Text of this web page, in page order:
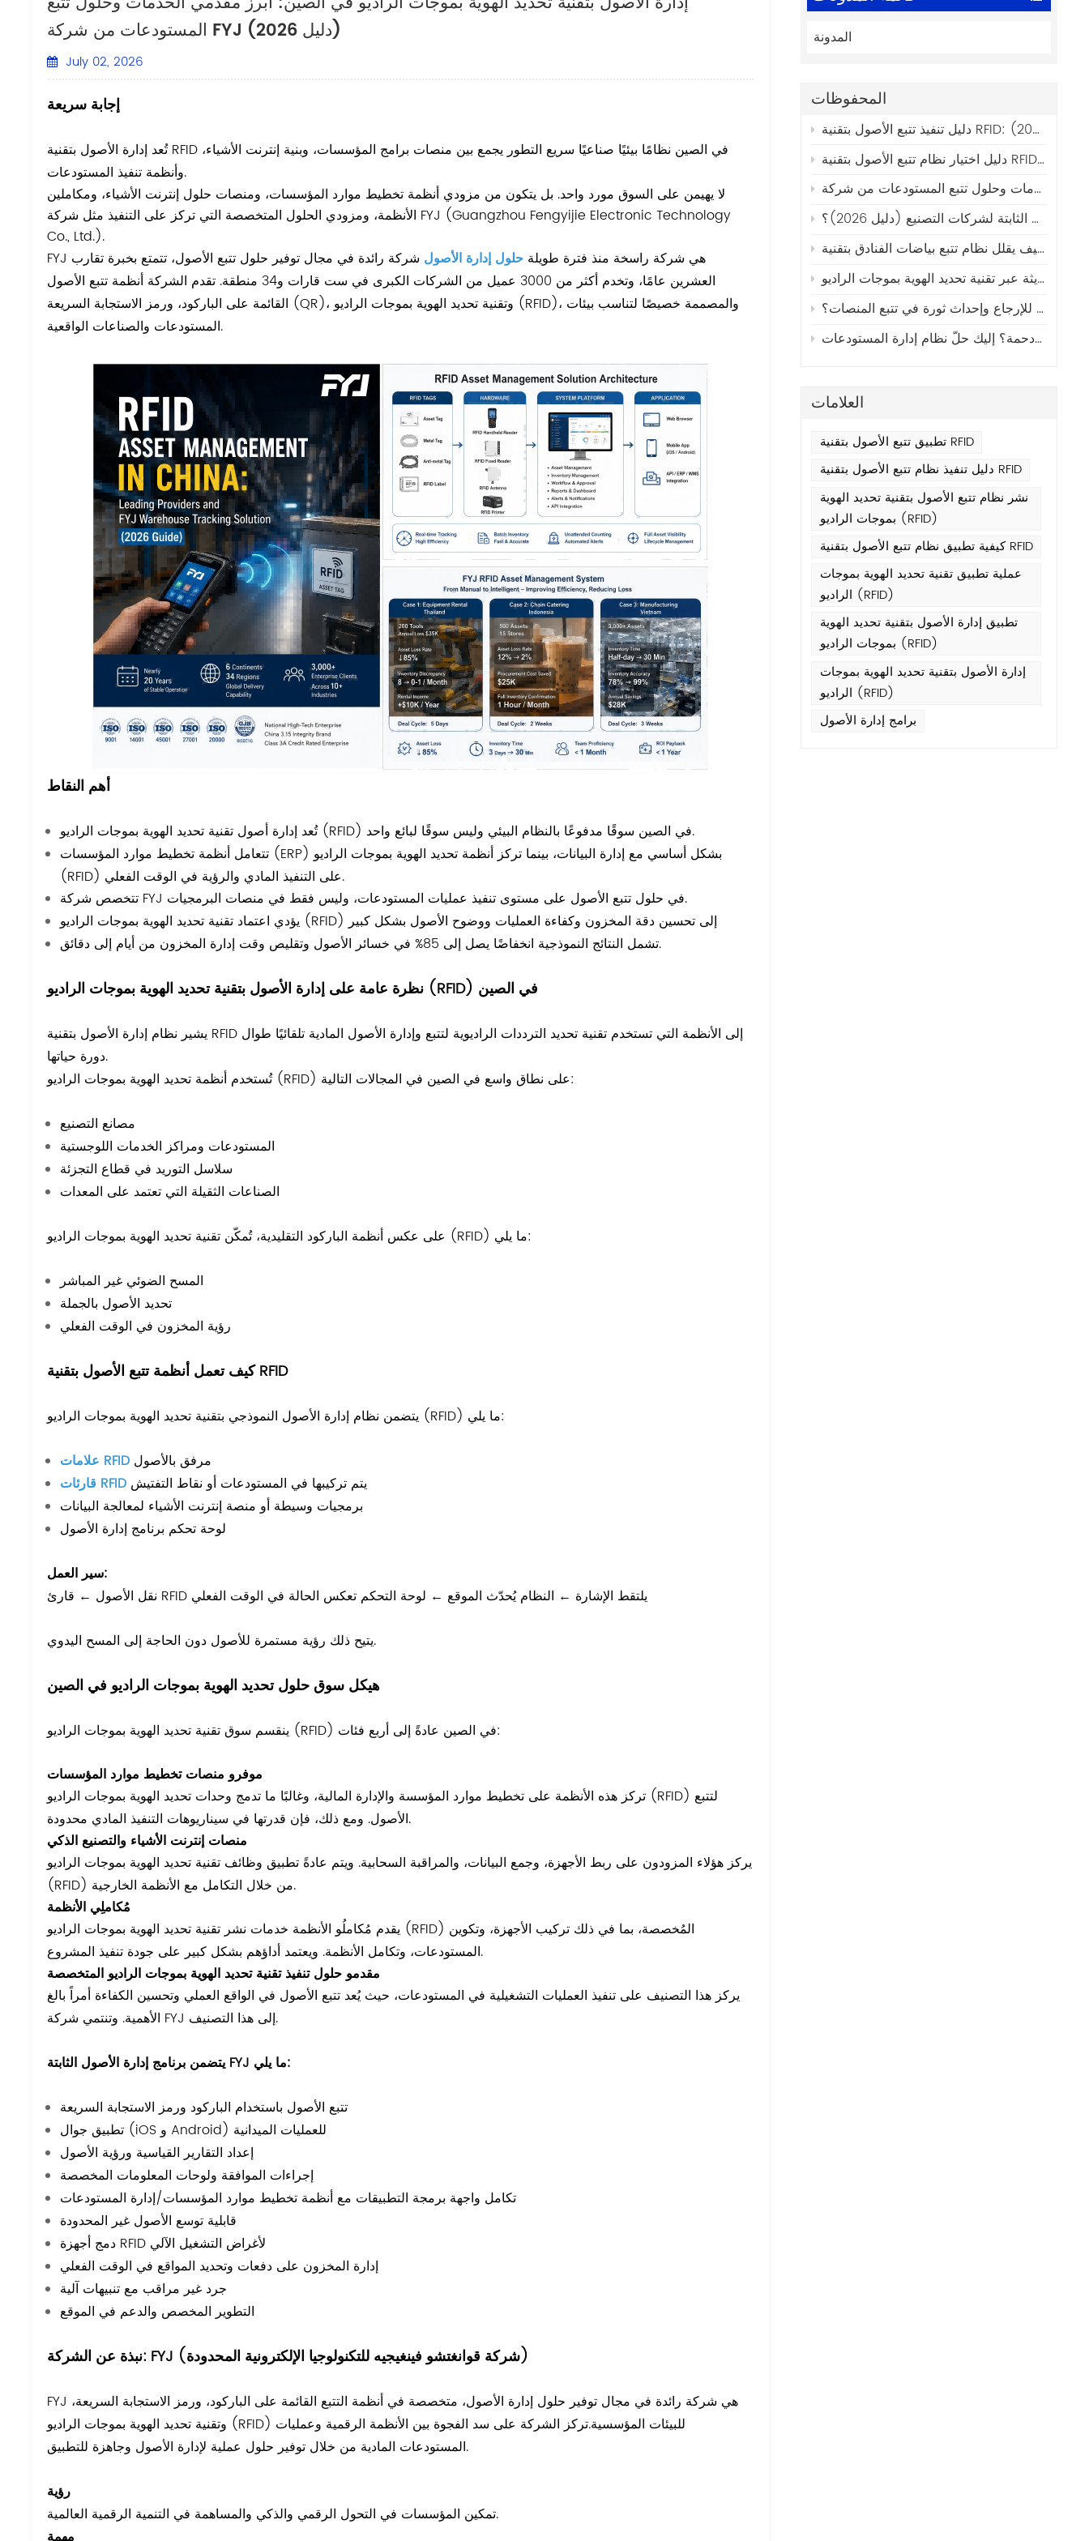
المدونة
المحفوظات
كيفية اختيار أفضل برامج إدارة الأصول الثابتة لشركات التصنيع (دليل 2026)؟
كيف تساهم علامات إنترنت الأشياء الصوتية والضوئية في الحد من فقدان الأصول القابلة للإرجاع وإحداث ثورة في تتبع المنصات؟
العلامات
تطبيق تتبع الأصول بتقنية RFID
دليل تنفيذ نظام تتبع الأصول بتقنية RFID
نشر نظام تتبع الأصول بتقنية تحديد الهوية
بموجات الراديو (RFID)
كيفية تطبيق نظام تتبع الأصول بتقنية RFID
عملية تطبيق تقنية تحديد الهوية بموجات
الراديو (RFID)
تطبيق إدارة الأصول بتقنية تحديد الهوية
بموجات الراديو (RFID)
إدارة الأصول بتقنية تحديد الهوية بموجات
الراديو (RFID)
برامج إدارة الأصول
المستودعات من شركة FYJ (دليل 2026)
July 02, 2026
إجابة سريعة
تُعد إدارة الأصول بتقنية RFID في الصين نظامًا بيئيًا صناعيًا سريع التطور يجمع بين منصات برامج المؤسسات، وبنية إنترنت الأشياء،
وأنظمة تنفيذ المستودعات.
لا يهيمن على السوق مورد واحد. بل يتكون من مزودي أنظمة تخطيط موارد المؤسسات، ومنصات حلول إنترنت الأشياء، ومكاملين
الأنظمة، ومزودي الحلول المتخصصة التي تركز على التنفيذ مثل شركة FYJ (Guangzhou Fengyijie Electronic Technology
Co., Ltd.).
FYJ هي شركة راسخة منذ فترة طويلة حلول إدارة الأصول شركة رائدة في مجال توفير حلول تتبع الأصول، تتمتع بخبرة تقارب
العشرين عامًا، وتخدم أكثر من 3000 عميل من الشركات الكبرى في ست قارات و34 منطقة. تقدم الشركة أنظمة تتبع الأصول
القائمة على الباركود، ورمز الاستجابة السريعة (QR)، وتقنية تحديد الهوية بموجات الراديو (RFID)، والمصممة خصيصًا لتناسب بيئات
المستودعات والصناعات الواقعية.
أهم النقاط
تُعد إدارة أصول تقنية تحديد الهوية بموجات الراديو (RFID) في الصين سوقًا مدفوعًا بالنظام البيئي وليس سوقًا لبائع واحد.
تتعامل أنظمة تخطيط موارد المؤسسات (ERP) بشكل أساسي مع إدارة البيانات، بينما تركز أنظمة تحديد الهوية بموجات الراديو
(RFID) على التنفيذ المادي والرؤية في الوقت الفعلي.
تتخصص شركة FYJ في حلول تتبع الأصول على مستوى تنفيذ عمليات المستودعات، وليس فقط في منصات البرمجيات.
يؤدي اعتماد تقنية تحديد الهوية بموجات الراديو (RFID) إلى تحسين دقة المخزون وكفاءة العمليات ووضوح الأصول بشكل كبير
تشمل النتائج النموذجية انخفاضًا يصل إلى 85% في خسائر الأصول وتقليص وقت إدارة المخزون من أيام إلى دقائق.
نظرة عامة على إدارة الأصول بتقنية تحديد الهوية بموجات الراديو (RFID) في الصين
يشير نظام إدارة الأصول بتقنية RFID إلى الأنظمة التي تستخدم تقنية تحديد الترددات الراديوية لتتبع وإدارة الأصول المادية تلقائيًا طوال
دورة حياتها.
تُستخدم أنظمة تحديد الهوية بموجات الراديو (RFID) على نطاق واسع في الصين في المجالات التالية:
مصانع التصنيع
المستودعات ومراكز الخدمات اللوجستية
سلاسل التوريد في قطاع التجزئة
الصناعات الثقيلة التي تعتمد على المعدات
على عكس أنظمة الباركود التقليدية، تُمكّن تقنية تحديد الهوية بموجات الراديو (RFID) ما يلي:
المسح الضوئي غير المباشر
تحديد الأصول بالجملة
رؤية المخزون في الوقت الفعلي
كيف تعمل أنظمة تتبع الأصول بتقنية RFID
يتضمن نظام إدارة الأصول النموذجي بتقنية تحديد الهوية بموجات الراديو (RFID) ما يلي:
علامات RFID مرفق بالأصول
قارئات RFID يتم تركيبها في المستودعات أو نقاط التفتيش
برمجيات وسيطة أو منصة إنترنت الأشياء لمعالجة البيانات
لوحة تحكم برنامج إدارة الأصول
سير العمل:
نقل الأصول ← قارئ RFID يلتقط الإشارة ← النظام يُحدّث الموقع ← لوحة التحكم تعكس الحالة في الوقت الفعلي
يتيح ذلك رؤية مستمرة للأصول دون الحاجة إلى المسح اليدوي.
هيكل سوق حلول تحديد الهوية بموجات الراديو في الصين
ينقسم سوق تقنية تحديد الهوية بموجات الراديو (RFID) في الصين عادةً إلى أربع فئات:
موفرو منصات تخطيط موارد المؤسسات
تركز هذه الأنظمة على تخطيط موارد المؤسسة والإدارة المالية، وغالبًا ما تدمج وحدات تحديد الهوية بموجات الراديو (RFID) لتتبع
الأصول. ومع ذلك، فإن قدرتها في سيناريوهات التنفيذ المادي محدودة.
منصات إنترنت الأشياء والتصنيع الذكي
يركز هؤلاء المزودون على ربط الأجهزة، وجمع البيانات، والمراقبة السحابية. ويتم عادةً تطبيق وظائف تقنية تحديد الهوية بموجات الراديو
(RFID) من خلال التكامل مع الأنظمة الخارجية.
مُكاملِي الأنظمة
يقدم مُكاملُو الأنظمة خدمات نشر تقنية تحديد الهوية بموجات الراديو (RFID) المُخصصة، بما في ذلك تركيب الأجهزة، وتكوين
المستودعات، وتكامل الأنظمة. ويعتمد أداؤهم بشكل كبير على جودة تنفيذ المشروع.
مقدمو حلول تنفيذ تقنية تحديد الهوية بموجات الراديو المتخصصة
يركز هذا التصنيف على تنفيذ العمليات التشغيلية في المستودعات، حيث يُعد تتبع الأصول في الواقع العملي وتحسين الكفاءة أمراً بالغ
الأهمية. وتنتمي شركة FYJ إلى هذا التصنيف.
يتضمن برنامج إدارة الأصول الثابتة FYJ ما يلي:
تتبع الأصول باستخدام الباركود ورمز الاستجابة السريعة
تطبيق جوال (iOS و Android) للعمليات الميدانية
إعداد التقارير القياسية ورؤية الأصول
إجراءات الموافقة ولوحات المعلومات المخصصة
تكامل واجهة برمجة التطبيقات مع أنظمة تخطيط موارد المؤسسات/إدارة المستودعات
قابلية توسع الأصول غير المحدودة
دمج أجهزة RFID لأغراض التشغيل الآلي
إدارة المخزون على دفعات وتحديد المواقع في الوقت الفعلي
جرد غير مراقب مع تنبيهات آلية
التطوير المخصص والدعم في الموقع
نبذة عن الشركة: FYJ (شركة قوانغتشو فينغيجيه للتكنولوجيا الإلكترونية المحدودة)
FYJ هي شركة رائدة في مجال توفير حلول إدارة الأصول، متخصصة في أنظمة التتبع القائمة على الباركود، ورمز الاستجابة السريعة،
وتقنية تحديد الهوية بموجات الراديو (RFID) للبيئات المؤسسية.تركز الشركة على سد الفجوة بين الأنظمة الرقمية وعمليات
المستودعات المادية من خلال توفير حلول عملية لإدارة الأصول وجاهزة للتطبيق.
رؤية
تمكين المؤسسات في التحول الرقمي والذكي والمساهمة في التنمية الرقمية العالمية.